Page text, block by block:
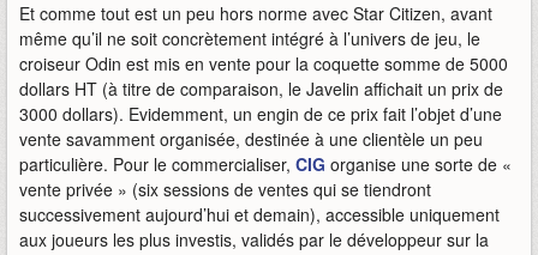
Et comme tout est un peu hors norme avec Star Citizen, avant
même qu’il ne soit concrètement intégré à l’univers de jeu, le
croiseur Odin est mis en vente pour la coquette somme de 5000
dollars HT (à titre de comparaison, le Javelin affichait un prix de
3000 dollars). Evidemment, un engin de ce prix fait l’objet d’une
vente savamment organisée, destinée à une clientèle un peu
particulière. Pour le commercialiser, CIG organise une sorte de «
vente privée » (six sessions de ventes qui se tiendront
successivement aujourd’hui et demain), accessible uniquement
aux joueurs les plus investis, validés par le développeur sur la